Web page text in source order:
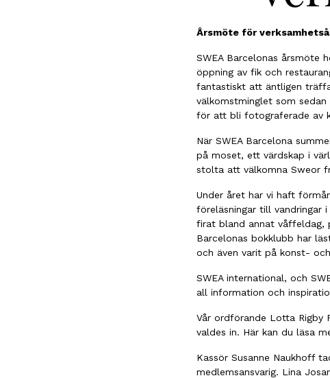
Årsmöte för
SWEA Barcelonas årsmöte
öppning av fik och
fantastiskt att äntligen
välkomstminglet som
för att bli fotograferade av
När SWEA Barcelona
på moset, ett värdskap i
stolta att välkomna Sweor
Under året har vi haft
föreläsningar till vandringar
firat bland annat våffeldag,
Barcelonas bokklubb har
och även varit på konst-
SWEA international, och
all information och
Vår ordförande Lotta Rigby
valdes in. Här kan du läsa
Kassör Susanne Naukhoff
medlemsansvarig. Lina